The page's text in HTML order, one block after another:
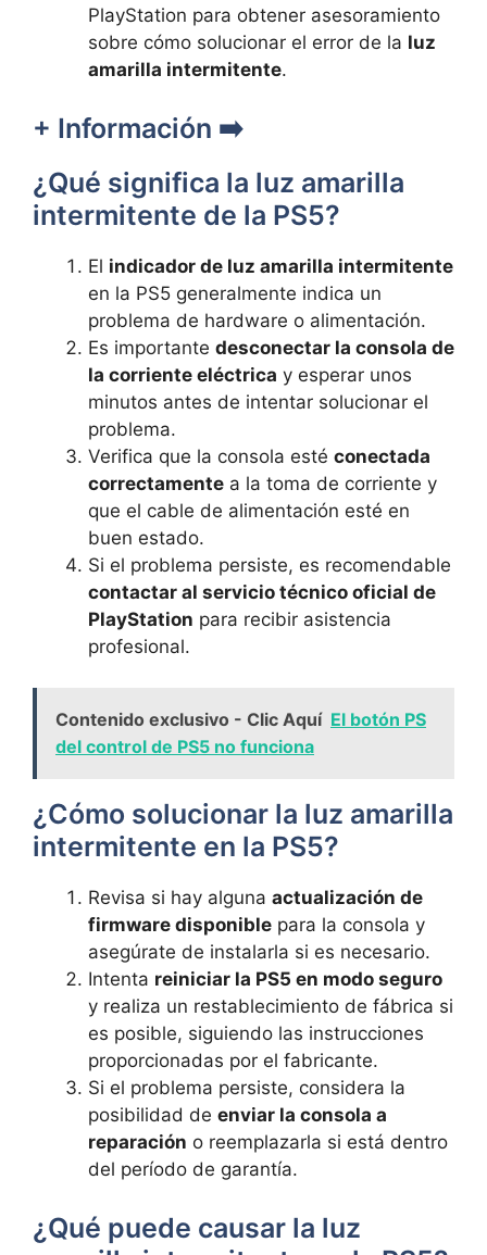
PlayStation para obtener⁤ asesoramiento
sobre ⁤cómo solucionar el error de la luz
amarilla ‍intermitente.
+ Información ➡️
¿Qué significa la luz amarilla
intermitente de la PS5?
El⁢ indicador de luz amarilla intermitente
en la PS5 generalmente indica ‍un
problema de hardware o alimentación.
Es importante desconectar la ⁣consola de
la corriente eléctrica y esperar unos‌
minutos antes de intentar solucionar el
problema.
Verifica que la consola esté‌ conectada
⁣correctamente a la toma de‌ corriente ‍y
que el cable de alimentación esté en⁤
buen estado.
Si el problema⁣ persiste, es recomendable
contactar ⁤al‌ servicio técnico oficial de​
PlayStation para recibir asistencia
profesional.
Contenido exclusivo - Clic Aquí El botón PS
del control de PS5 no funciona
‌¿Cómo​ solucionar ‍la‌ luz amarilla
intermitente en la‌ PS5?
Revisa si ⁤hay alguna actualización​ de
firmware disponible ⁣ para la ⁣consola y
asegúrate de ⁣instalarla ‍si es necesario.
Intenta reiniciar la PS5 en modo seguro
y realiza ‍un restablecimiento ​de fábrica⁤ si
es ‌posible, siguiendo las instrucciones
proporcionadas por el ‍fabricante.
Si el problema persiste, considera ⁤la
posibilidad de enviar la consola ⁤a⁣
reparación o reemplazarla si está dentro
del período de garantía.
¿Qué puede⁤ causar la ⁤luz